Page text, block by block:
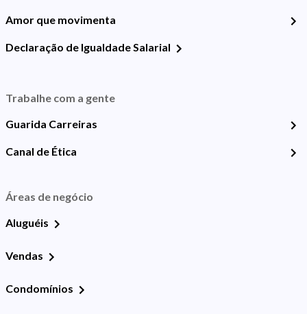
Amor que movimenta
Declaração de Igualdade Salarial
Trabalhe com a gente
Guarida Carreiras
Canal de Ética
Áreas de negócio
Aluguéis
Vendas
Condomínios